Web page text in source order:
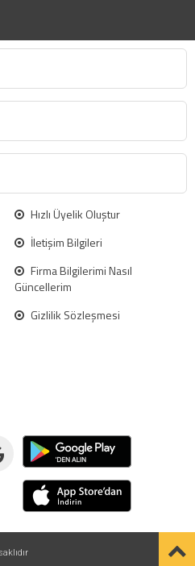
Hızlı Üyelik Oluştur
İletişim Bilgileri
Firma Bilgilerimi Nasıl
Güncellerim
Gizlilik Sözleşmesi